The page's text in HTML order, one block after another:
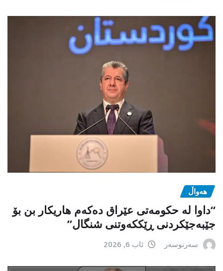
هەواڵ
“داوا لە حكومەتی عێراق دەكەم هاریكار بن بۆ
جێبەجێكردنی ڕێككەوتنی شنگال”
سەرنوسەر ئاب 6, 2026